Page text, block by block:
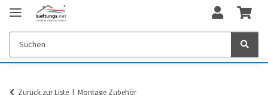
Zurück zur Liste Montage Zubehör